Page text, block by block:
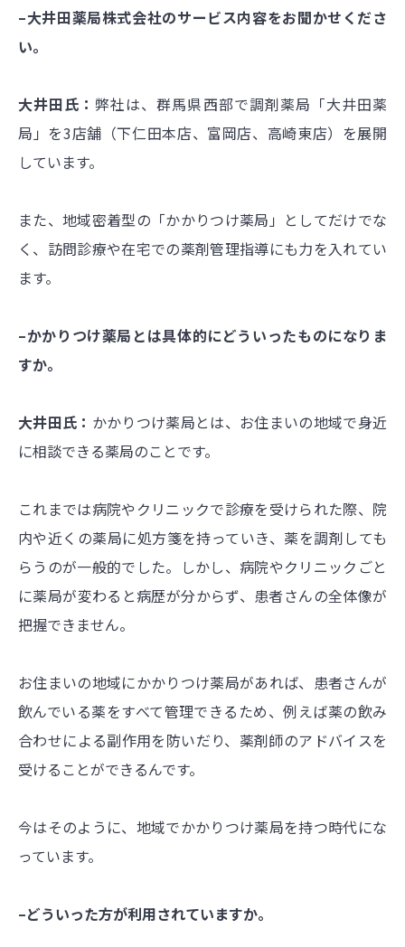
–大井田薬局株式会社のサービス内容をお聞かせくださ
い。
大井田氏：弊社は、群馬県西部で調剤薬局「大井田薬
局」を3店舗（下仁田本店、富岡店、高崎東店）を展開
しています。
また、地域密着型の「かかりつけ薬局」としてだけでな
く、訪問診療や在宅での薬剤管理指導にも力を入れてい
ます。
–かかりつけ薬局とは具体的にどういったものになりま
すか。
大井田氏： かかりつけ薬局とは、お住まいの地域で身近
に相談できる薬局のことです。
これまでは病院やクリニックで診療を受けられた際、院
内や近くの薬局に処方箋を持っていき、薬を調剤しても
らうのが一般的でした。しかし、病院やクリニックごと
に薬局が変わると病歴が分からず、患者さんの全体像が
把握できません。
お住まいの地域にかかりつけ薬局があれば、患者さんが
飲んでいる薬をすべて管理できるため、例えば薬の飲み
合わせによる副作用を防いだり、薬剤師のアドバイスを
受けることができるんです。
今はそのように、地域でかかりつけ薬局を持つ時代にな
っています。
–どういった方が利用されていますか。